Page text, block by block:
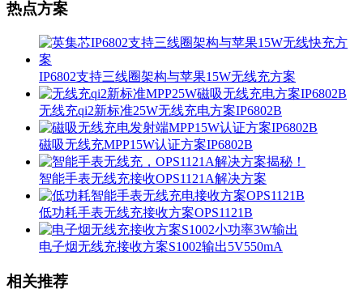
热点方案
IP6802支持三线圈架构与苹果15W无线充方案
无线充qi2新标准25W无线充电方案IP6802B
磁吸无线充MPP15W认证方案IP6802B
智能手表无线充接收OPS1121A解决方案
低功耗手表无线充接收方案OPS1121B
电子烟无线充接收方案S1002输出5V550mA
相关推荐